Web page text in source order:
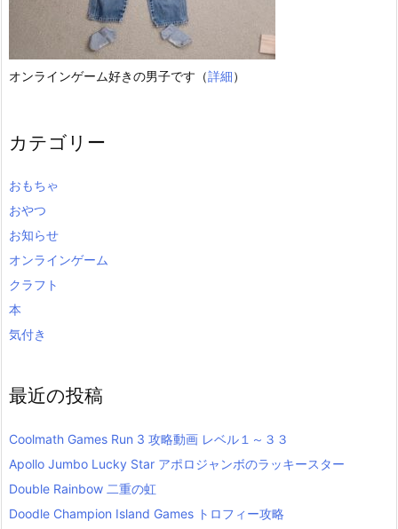
オンラインゲーム好きの男子です（詳細）
カテゴリー
おもちゃ
おやつ
お知らせ
オンラインゲーム
クラフト
本
気付き
最近の投稿
Coolmath Games Run 3 攻略動画 レベル１～３３
Apollo Jumbo Lucky Star アポロジャンボのラッキースター
Double Rainbow 二重の虹
Doodle Champion Island Games トロフィー攻略